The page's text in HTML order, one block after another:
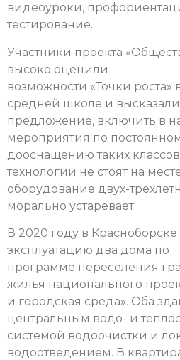
видеоуроки,
тестирование.
Участники проекта
высоко оценили
возможности «Точки роста»
средней школе и высказали
предложение, включить в
мероприятия по
дооснащению таких
технологии не стоят на
оборудование двух-
морально устаревает.
В 2020 году в
эксплуатацию два дома по
программе переселения
жилья национального
и городская среда». Оба
центральным водо- и
системой водоочистки и
водоотведением. В